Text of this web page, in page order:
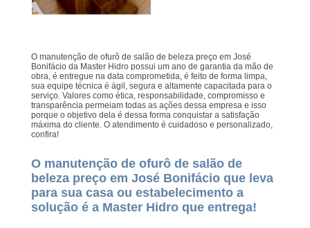
O manutenção de ofurô de salão de beleza preço em José
Bonifácio da Master Hidro possui um ano de garantia da mão de
obra, é entregue na data comprometida, é feito de forma limpa,
sua equipe técnica é ágil, segura e altamente capacitada para o
serviço. Valores como ética, responsabilidade, compromisso e
transparência permeiam todas as ações dessa empresa e isso
porque o objetivo dela é dessa forma conquistar a satisfação
máxima do cliente. O atendimento é cuidadoso e personalizado,
confira!
O manutenção de ofurô de salão de
beleza preço em José Bonifácio que leva
para sua casa ou estabelecimento a
solução é a Master Hidro que entrega!